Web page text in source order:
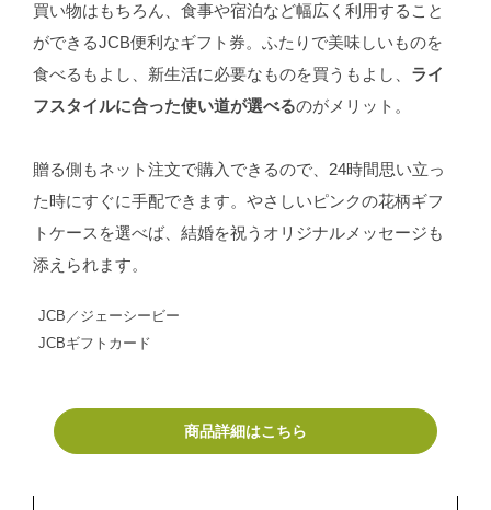
買い物はもちろん、食事や宿泊など幅広く利用すること
ができるJCB便利なギフト券。ふたりで美味しいものを
食べるもよし、新生活に必要なものを買うもよし、 ライ
フスタイルに合った使い道が選べるのがメリット。
贈る側もネット注文で購入できるので、24時間思い立っ
た時にすぐに手配できます。やさしいピンクの花柄ギフ
トケースを選べば、結婚を祝うオリジナルメッセージも
添えられます。
JCB／ジェーシービー
JCBギフトカード
商品詳細はこちら